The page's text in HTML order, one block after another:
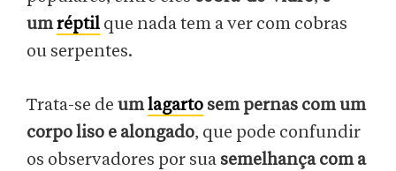
umréptil que nada tem a ver com cobras
ou serpentes.
Trata-se de umlagarto sem pernas com um
corpo liso e alongado, que pode confundir
os observadores por sua semelhança com a